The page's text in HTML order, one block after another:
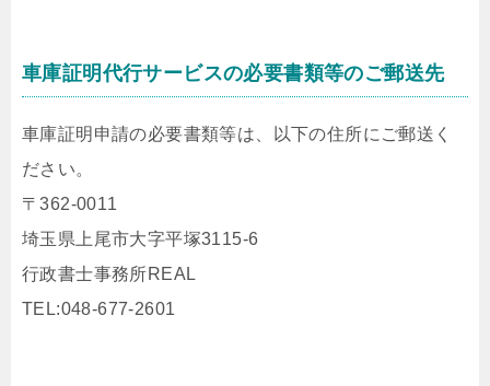
車庫証明代行サービスの必要書類等のご郵送先
車庫証明申請の必要書類等は、以下の住所にご郵送く
ださい。
〒362-0011
埼玉県上尾市大字平塚3115-6
行政書士事務所REAL
TEL:048-677-2601